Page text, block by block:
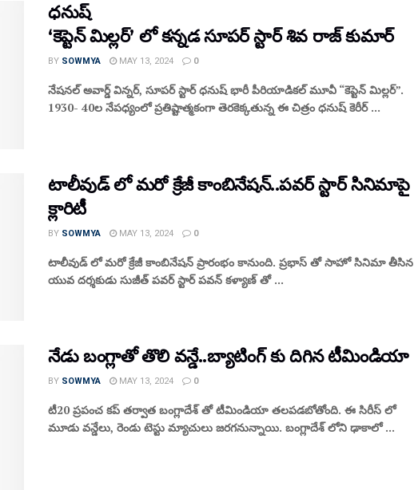
ధనుష్
‘కెప్టెన్ మిల్లర్’ లో కన్నడ సూపర్ స్టార్ శివ రాజ్ కుమార్
BY SOWMYA MAY 13, 2024 0
నేషనల్ అవార్డ్ విన్నర్, సూపర్ స్టార్ ధనుష్ భారీ పీరియాడికల్ మూవీ “కెప్టెన్ మిల్లర్”.
1930- 40ల నేపధ్యంలో ప్రతిష్టాత్మకంగా తెరకెక్కతున్న ఈ చిత్రం ధనుష్ కెరీర్ ...
టాలీవుడ్ లో మరో క్రేజీ కాంబినేషన్..పవర్ స్టార్ సినిమాపై
క్లారిటీ
BY SOWMYA MAY 13, 2024 0
టాలీవుడ్ లో మరో క్రేజీ కాంబినేషన్ ప్రారంభం కానుంది. ప్రభాస్ తో సాహో సినిమా తీసిన
యువ దర్శకుడు సుజీత్ పవర్ స్టార్ పవన్ కళ్యాణ్ తో ...
నేడు బంగ్లాతో తొలి వన్డే..బ్యాటింగ్ కు దిగిన టీమిండియా
BY SOWMYA MAY 13, 2024 0
టీ20 ప్రపంచ కప్ తర్వాత బంగ్లాదేశ్ తో టీమిండియా తలపడబోతోంది. ఈ సిరీస్ లో
మూడు వన్డేలు, రెండు టెస్టు మ్యాచులు జరగనున్నాయి. బంగ్లాదేశ్ లోని ఢాకాలో ...